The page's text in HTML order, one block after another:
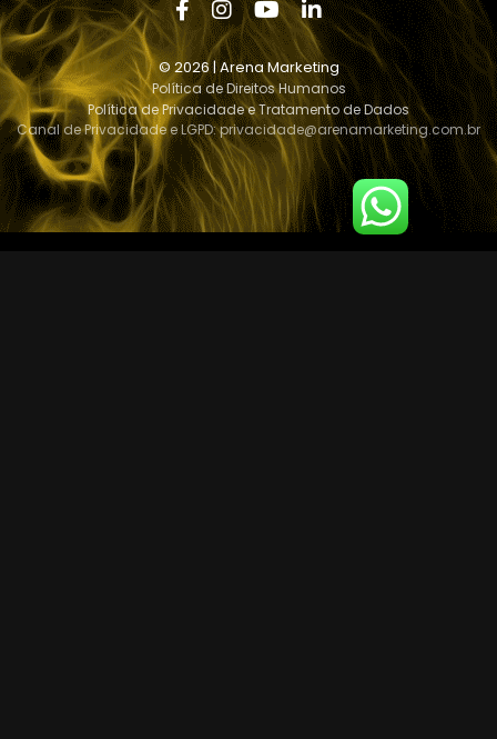
© 2026 | Arena Marketing
Política de Direitos Humanos
Política de Privacidade e Tratamento de Dados
Canal de Privacidade e LGPD:privacidade@arenamarketing.com.br